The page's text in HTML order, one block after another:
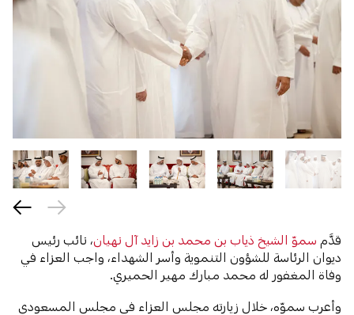
قدَّم سموّ الشيخ ذياب بن محمد بن زايد آل نهيان، نائب رئيس
ديوان الرئاسة للشؤون التنموية وأسر الشهداء، واجب العزاء في
وفاة المغفور له محمد مبارك مهير الحميري.
وأعرب سموّه، خلال زيارته مجلس العزاء في مجلس المسعودي